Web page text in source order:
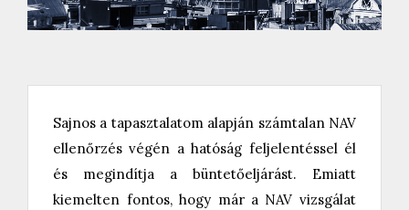
Sajnos a tapasztalatom alapján számtalan NAV
ellenőrzés végén a hatóság feljelentéssel él
és megindítja a büntetőeljárást. Emiatt
kiemelten fontos, hogy már a NAV vizsgálat